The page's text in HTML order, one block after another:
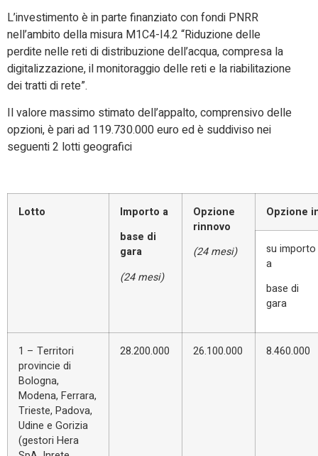
L’investimento è in parte finanziato con fondi PNRR
nell’ambito della misura M1C4-I4.2 “Riduzione delle
perdite nelle reti di distribuzione dell’acqua, compresa la
digitalizzazione, il monitoraggio delle reti e la riabilitazione
dei tratti di rete”.
Il valore massimo stimato dell’appalto, comprensivo delle
opzioni, è pari ad 119.730.000 euro ed è suddiviso nei
seguenti 2 lotti geografici
Lotto
Importo a
base di
gara
(24 mesi)
Opzione
rinnovo
(24 mesi)
Opzione
su importo
a
base di
gara
1 – Territori
provincie di
Bologna,
Modena, Ferrara,
Trieste, Padova,
Udine e Gorizia
(gestori Hera
28.200.000 26.100.000 8.460.000